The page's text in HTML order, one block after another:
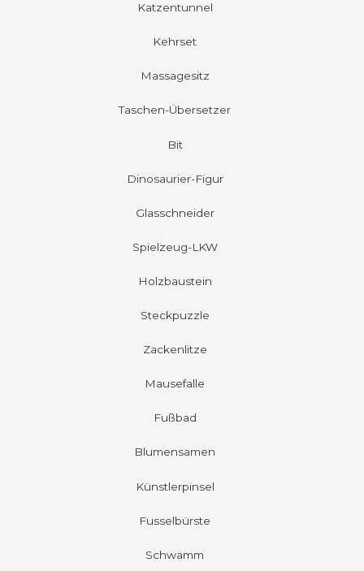
Katzentunnel
Kehrset
Massagesitz
Taschen-Übersetzer
Bit
Dinosaurier-Figur
Glasschneider
Spielzeug-LKW
Holzbaustein
Steckpuzzle
Zackenlitze
Mausefalle
Fußbad
Blumensamen
Künstlerpinsel
Fusselbürste
Schwamm